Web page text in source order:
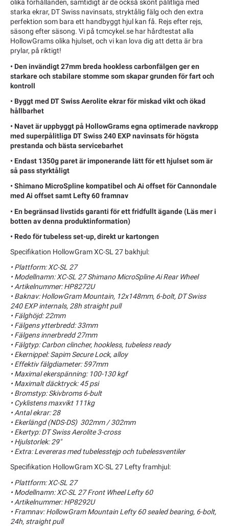
olika förhållanden, samtidigt är de också skönt pålitliga med
starka ekrar, DT Swiss navinsats, stryktålig fälg och den extra
perfektion som bara ett handbyggt hjul kan få. Rejs efter rejs,
säsong efter säsong. Vi på tcmcykel.se har hårdtestat alla
HollowGrams olika hjulset, och vi kan lova dig att detta är bra
prylar, på riktigt!
• Den invändigt 27mm breda hookless carbonfälgen ger en
starkare och stabilare stomme som skapar grunden för fart och
kontroll
• Byggt med DT Swiss Aerolite ekrar för miskad vikt och ökad
hållbarhet
• Navet är uppbyggt på HollowGrams egna optimerade navkropp
med superpålitliga DT Swiss 240 EXP navinsats för högsta
prestanda och bästa servicebarhet
• Endast 1350g paret är imponerande lätt för ett hjulset som är
så pass styrktåligt
• Shimano MicroSpline kompatibel och Ai offset för Cannondale
med Ai offset samt Lefty 60 framnav
• En begränsad livstids garanti för ett fridfullt ägande (Läs mer i
botten av denna produktinformation)
• Redo för tubeless set-up, direkt ur kartongen
Specifikation HollowGram XC-SL 27 bakhjul:
• Plattform: XC-SL 27
• Modellnamn: XC-SL 27 Shimano MicroSpline Ai Rear Wheel
• Artikelnummer: HP8272U
• Baknav: HollowGram Mountain, 12x148mm, 6-bolt, DT Swiss
240 EXP internals, 28h straight pull
• Fälghöjd: 22mm
• Fälgens ytterbredd: 33mm
• Fälgens innerbredd 27mm
• Fälgtyp: Carbon clincher, hookless, tubeless ready
• Ekernippel: Sapim Secure Lock, alloy
• Effektiv fälgdiameter: 597mm
• Maximal ekerspänning: 100-130 kgf
• Maximalt däcktryck: 45 psi
• Bromstyp: Skivbroms 6-bult
• Cyklistens maxvikt 111kg
• Antal ekrar: 28
• Ekerlängd (NDS-DS) 302mm / 302mm
• Ekertyp: DT Swiss Aerolite 3-cross
• Hjulstorlek: 29"
• Extra: Levereras med tubelesstejp och tubelessventiler
Specifikation HollowGram XC-SL 27 Lefty framhjul:
• Plattform: XC-SL 27
• Modellnamn: XC-SL 27 Front Wheel Lefty 60
• Artikelnummer: HP8292U
• Framnav: HollowGram Mountain Lefty 60 sealed bearing, 6-bolt,
24h, straight pull